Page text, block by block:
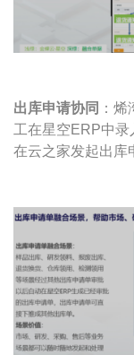
出库申请协同 ：
工在星空ERP中
在云之家发起出库